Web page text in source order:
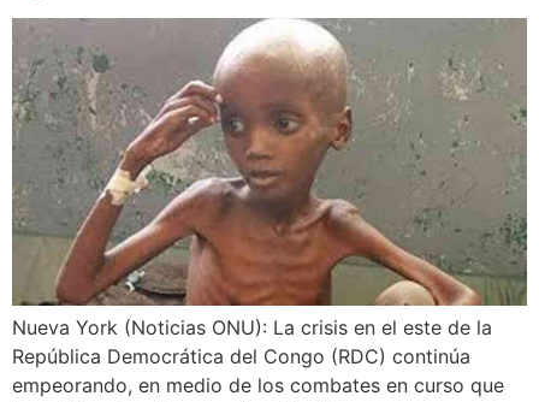
Nueva York (Noticias ONU): La crisis en el este de la
República Democrática del Congo (RDC) continúa
empeorando, en medio de los combates en curso que